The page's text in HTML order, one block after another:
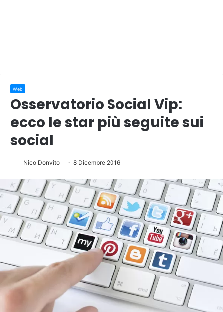
Web
Osservatorio Social Vip:
ecco le star più seguite sui
social
Nico Donvito 8 Dicembre 2016